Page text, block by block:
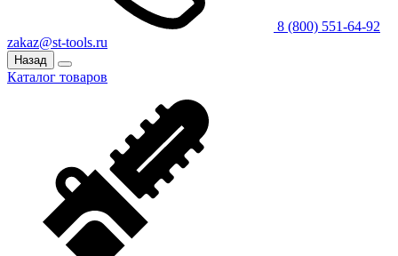
8 (800) 551-64-92
zakaz@st-tools.ru
Назад
Каталог товаров